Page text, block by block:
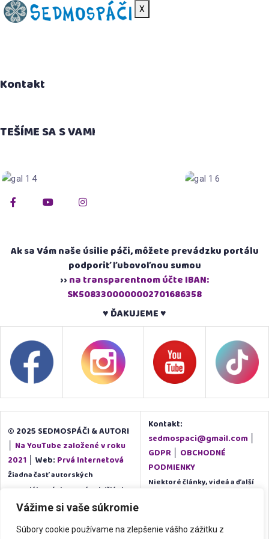
Vážime si vaše súkromie
Súbory cookie používame na zlepšenie vášho zážitku z
X
Kontakt
TEŠÍME SA S VAMI
Ak sa Vám naše úsilie páči, môžete prevádzku portálu
podporiť ľubovoľnou sumou
›› na transparentnom účte IBAN:
SK5083300000002701686358
♥ ĎAKUJEME ♥
© 2025 SEDMOSPÁČI & AUTORI
Na YouTube založené v roku
2021 │ Web: Prvá Internetová
Žiadna časť autorských
materiálov týchto stránok (články,
audio, video ani iné časti portálu),
byť kopírovaná ani inak
Kontakt:
sedmospaci@gmail.com
GDPR
OBCHODNÉ
PODMIENKY
Niektoré články, videá a ďalší
a zdrojov. Dbáme o zachovanie